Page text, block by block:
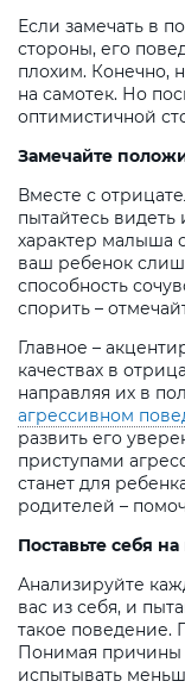
Если замечать в
стороны, его
плохим. Конечно,
на самотек. Но
оптимистичной
Замечайте
Вместе с
пытайтесь
характер малыша
ваш ребенок
способность
спорить –
Главное –
качествах в
направляя их в
агрессивном
развить его
приступами
станет для
родителей –
Поставьте себя
Анализируйте
вас из себя, и
такое поведение.
Понимая причины
испытывать